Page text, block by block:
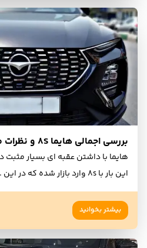
بررسی اجمالی هایما 8S و نظرات مردمی کاربران و مالکان
هایما با داشتن عقبه ای بسیار مثبت
این بار با 8s وارد بازار شده که در این
بیشتر بخوانید